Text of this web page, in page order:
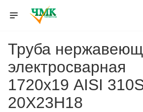
Труба
электросварная
1720х19 AISI
20Х23Н18